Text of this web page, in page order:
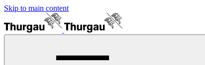
Skip to main content